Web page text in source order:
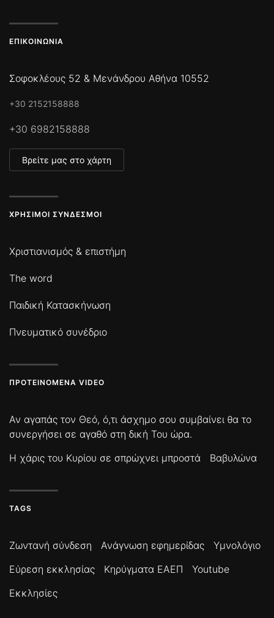
ΕΠΙΚΟΙΝΩΝΊΑ
Σοφοκλέους 52 & Μενάνδρου Αθήνα 10552
+30 2152158888
+30 6982158888
Βρείτε μας στο χάρτη
ΧΡΉΣΙΜΟΙ ΣΎΝΔΕΣΜΟΙ
Χριστιανισμός & επιστήμη
The word
Παιδική Κατασκήνωση
Πνευματικό συνέδριο
ΠΡΟΤΕΙΝΌΜΕΝΑ VIDEO
Αν αγαπάς τον Θεό, ό,τι άσχημο σου συμβαίνει θα το
συνεργήσει σε αγαθό στη δική Του ώρα.
Η χάρις του Κυρίου σε σπρώχνει μπροστά
Βαβυλώνα
TAGS
Ζωντανή σύνδεση Ανάγνωση εφημερίδας
Υμνολόγιο
Εύρεση εκκλησίας
Κηρύγματα ΕΑΕΠ
Youtube
Εκκλησίες